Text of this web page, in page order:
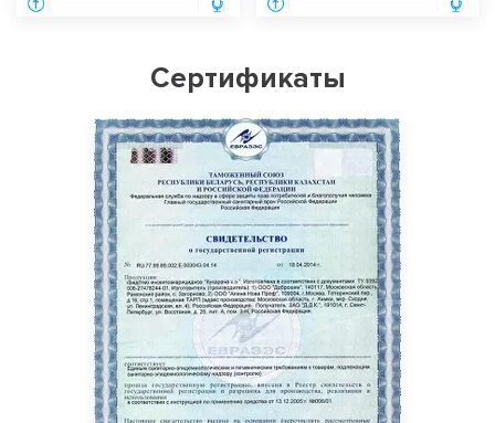
Сертификаты